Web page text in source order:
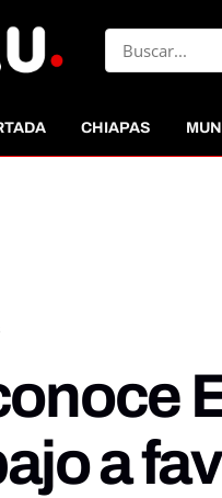
CHIAPAS
a